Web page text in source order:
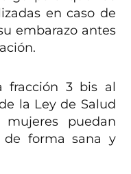
en caso de
embarazo antes
fracción 3 bis al
la Ley de Salud
puedan
de forma sana y